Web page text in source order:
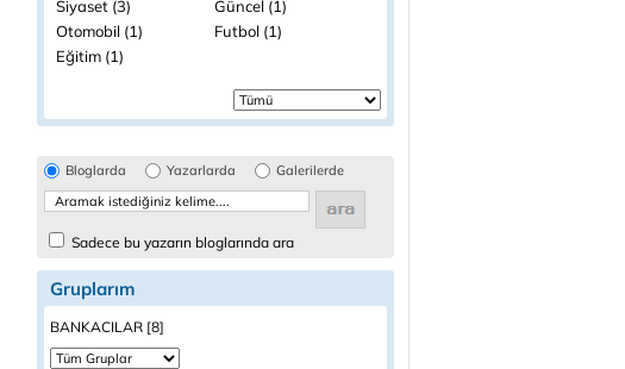
Siyaset (3)
Güncel (1)
Otomobil (1)
Futbol (1)
Eğitim (1)
Bloglarda Yazarlarda Galerilerde
Sadece bu yazarın bloglarında ara
Gruplarım
BANKACILAR [8]